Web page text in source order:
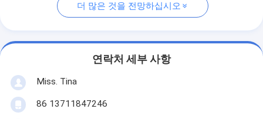
더 많은 것을 전망하십시오
연락처 세부 사항
Miss. Tina
86 13711847246